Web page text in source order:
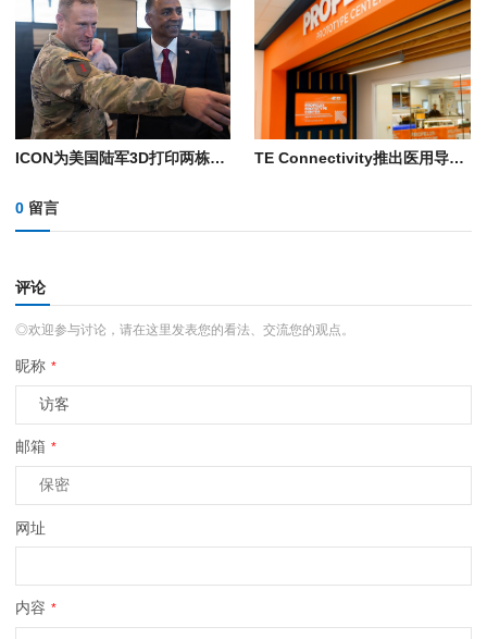
ICON为美国陆军3D打印两栋营房 TE Connectivity推出医用导管3D打印工艺
0 留言
评论
◎欢迎参与讨论，请在这里发表您的看法、交流您的观点。
昵称 *
邮箱 *
网址
内容 *